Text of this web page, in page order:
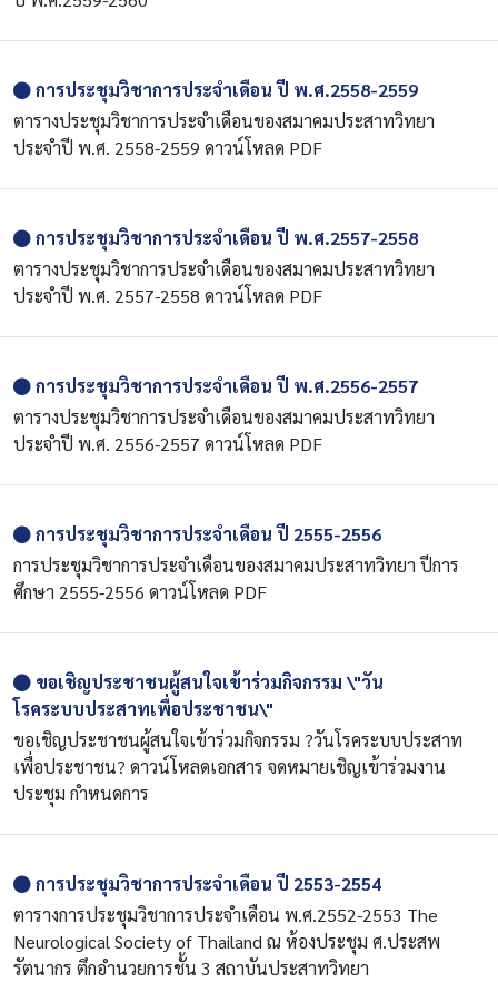
ตารางประชุมวิชาการประจำเดือนของสมาคมประสาทวิทยา
ประจำปี พ.ศ. 2558-2559 ดาวน์โหลด PDF
การประชุมวิชาการประจำเดือน ปี พ.ศ.2557-2558
ตารางประชุมวิชาการประจำเดือนของสมาคมประสาทวิทยา
ประจำปี พ.ศ. 2557-2558 ดาวน์โหลด PDF
การประชุมวิชาการประจำเดือน ปี พ.ศ.2556-2557
ตารางประชุมวิชาการประจำเดือนของสมาคมประสาทวิทยา
ประจำปี พ.ศ. 2556-2557 ดาวน์โหลด PDF
การประชุมวิชาการประจำเดือน ปี 2555-2556
การประชุมวิชาการประจำเดือนของสมาคมประสาทวิทยา ปีการ
ศึกษา 2555-2556 ดาวน์โหลด PDF
ขอเชิญประชาชนผู้สนใจเข้าร่วมกิจกรรม \"วัน
โรคระบบประสาทเพื่อประชาชน\"
ขอเชิญประชาชนผู้สนใจเข้าร่วมกิจกรรม ?วันโรคระบบประสาท
เพื่อประชาชน? ดาวน์โหลดเอกสาร จดหมายเชิญเข้าร่วมงาน
ประชุม กำหนดการ
การประชุมวิชาการประจำเดือน ปี 2553-2554
ตารางการประชุมวิชาการประจำเดือน พ.ศ.2552-2553 The
Neurological Society of Thailand ณ ห้องประชุม ศ.ประสพ
รัตนากร ตึกอำนวยการชั้น 3 สถาบันประสาทวิทยา